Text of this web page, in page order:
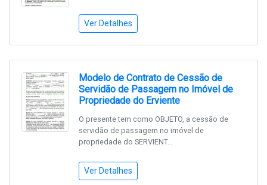
Ver Detalhes
Modelo de Contrato de Cessão de
Servidão de Passagem no Imóvel de
Propriedade do Erviente
O presente tem como OBJETO, a cessão de
servidão de passagem no imóvel de
propriedade do SERVIENT...
Ver Detalhes